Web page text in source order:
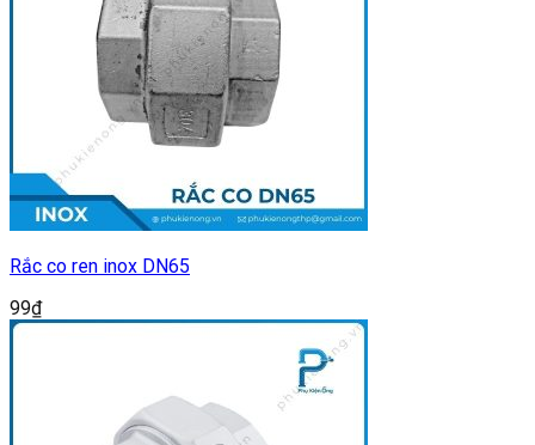
Rắc co ren inox DN65
99₫